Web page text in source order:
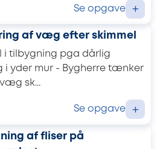
Se opgave +
af væg efter skimmel
i tilbygning pga dårlig
i yder mur - Bygherre tænker
sk...
Se opgave +
af fliser på